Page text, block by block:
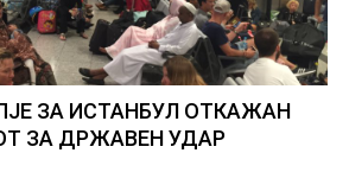
ЗА ИСТАНБУЛ ОТКАЖАН
ЗА ДРЖАВЕН УДАР